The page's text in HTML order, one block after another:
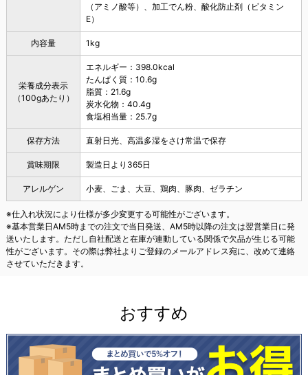
（アミノ酸等）、加工でん粉、酸化防止剤（ビタミン
E）
内容量 1kg
栄養成分表示
（100gあたり）
エネルギー：398.0kcal
たんぱく質：10.6g
脂質：21.6g
炭水化物：40.4g
食塩相当量：25.7g
保存方法 直射日光、高温多湿をさけ常温で保存
賞味期限 製造日より365日
アレルゲン 小麦、ごま、大豆、鶏肉、豚肉、ゼラチン
※仕入れ状況により仕様が多少変更する可能性がございます。
※基本営業日AM5時までの注文で当日発送、AM5時以降の注文は翌営業日に発
送いたします。ただし自社配送と在庫が連動している関係で欠品が生じる可能
性がございます。その際は弊社よりご登録のメールアドレス宛に、改めて連絡
させていただきます。
おすすめ